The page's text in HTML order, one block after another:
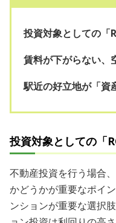
投資対象としての「
賃料が下がらない、
駅近の好立地が「資
投資対象としての「
不動産投資を行う場合
かどうかが重要なポイ
ンションが重要な選択